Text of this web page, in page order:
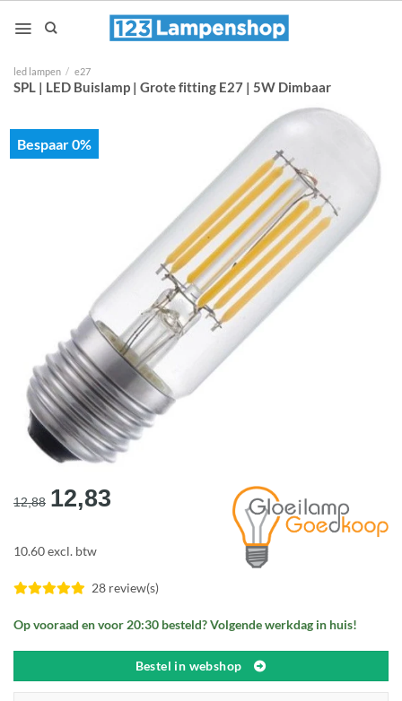
naar
led lampen / e27
SPL | LED Buislamp | Grote fitting E27 | 5W Dimbaar
Bespaar 0%
12,88 Oorspronkelijke
prijs
was:
12,83
10.60 excl. btw
28 review(s)
Op vooraad en voor 20:30 besteld? Volgende werkdag in huis!
Bestel in webshop